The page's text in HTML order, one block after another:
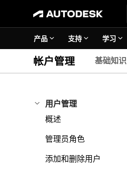
产品 支持 学习
帐户管理 基础知识
用户管理
概述
管理员角色
添加和删除用户